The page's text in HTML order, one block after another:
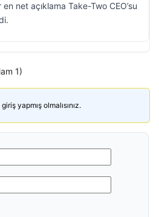
net açıklama Take-Two CEO’su
1)
yapmış olmalısınız.